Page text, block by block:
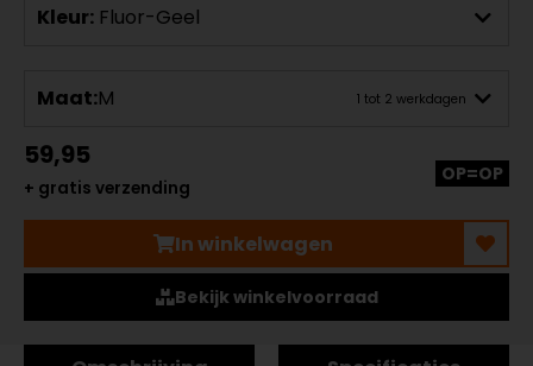
Kleur: Fluor-Geel
Maat:M 1 tot 2 werkdagen
59,95
+ gratis verzending
OP=OP
In winkelwagen
Bekijk winkelvoorraad